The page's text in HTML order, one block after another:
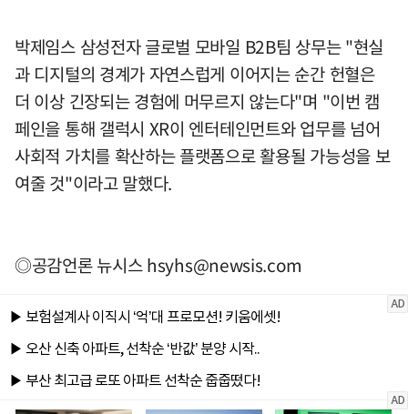
박제임스 삼성전자 글로벌 모바일 B2B팀 상무는 "현실
과 디지털의 경계가 자연스럽게 이어지는 순간 헌혈은
더 이상 긴장되는 경험에 머무르지 않는다"며 "이번 캠
페인을 통해 갤럭시 XR이 엔터테인먼트와 업무를 넘어
사회적 가치를 확산하는 플랫폼으로 활용될 가능성을 보
여줄 것"이라고 말했다.
◎공감언론 뉴시스hsyhs@newsis.com